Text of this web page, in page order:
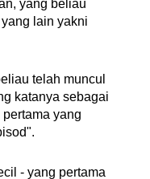
yang beliau
lain yakni
telah muncul
katanya sebagai
yang
- yang pertama